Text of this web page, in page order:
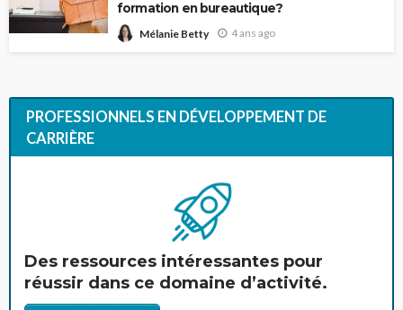
formation en bureautique?
Mélanie Betty 4 ans ago
PROFESSIONNELS EN DÉVELOPPEMENT DE
CARRIÈRE
Des ressources intéressantes pour
réussir dans ce domaine d’activité.